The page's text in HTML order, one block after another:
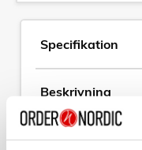
Specifikation
Beskrivning